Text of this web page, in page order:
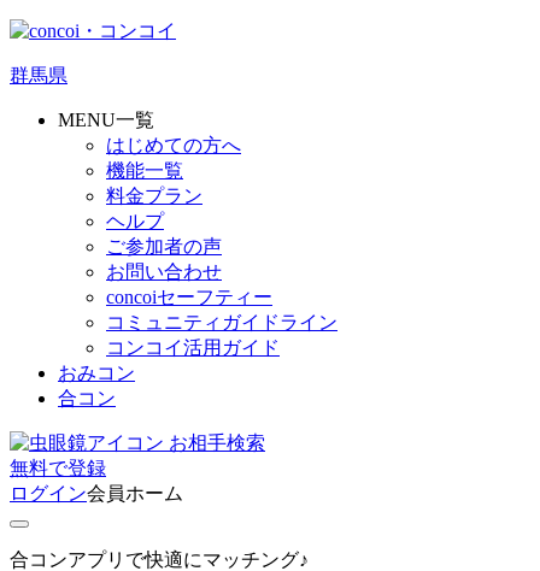
群馬県
MENU一覧
はじめての方へ
機能一覧
料金プラン
ヘルプ
ご参加者の声
お問い合わせ
concoiセーフティー
コミュニティガイドライン
コンコイ活用ガイド
おみコン
合コン
お相手検索
無料で登録
ログイン会員ホーム
合コンアプリで快適にマッチング♪